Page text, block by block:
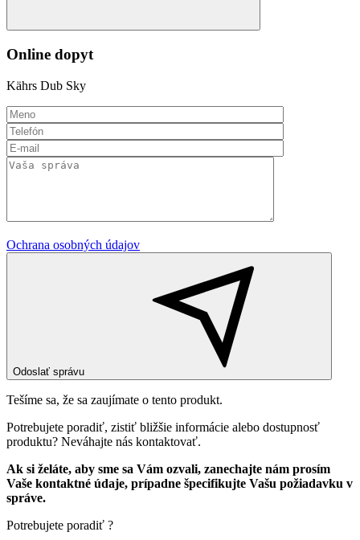
Online dopyt
Kährs Dub Sky
Ochrana osobných údajov
Odoslať správu
Tešíme sa, že sa zaujímate o tento produkt.
Potrebujete poradiť, zistiť bližšie informácie alebo dostupnosť
produktu? Neváhajte nás kontaktovať.
Ak si želáte, aby sme sa Vám ozvali, zanechajte nám prosím
Vaše kontaktné údaje, prípadne špecifikujte Vašu požiadavku v
správe.
Potrebujete poradiť ?